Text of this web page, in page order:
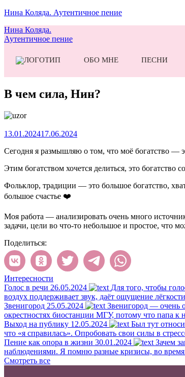
Нина Коляда. Аутентичное пение
Нина Коляда.
Аутентичное пение
ОБО МНЕ ПЕСНИ
В чем сила, Нин?
13.01.202417.06.2024
Сегодня я размышляю о том, что моё богатство —
Этим богатством хочется делиться, это богатство
Фольклор, традиции — это большое богатство,
большое счастье ❤️
Моя работа — анализировать очень много
задачи, цели во что-то небольшое и простое, что
Поделиться:
Интересности
Голос в речи 26.05.2024
Для того, чтобы
воздух поддерживает звук, даёт ощущение
Звенигород 25.05.2024
Звенигород — очень
окрестностях биостанции МГУ, потому что папа
Выход на публику 12.05.2024
Был тут
что «я справилась». Опробовать свои силы в
Пение как опора в жизни 30.01.2024
Зачем
наблюдениями. Я помню разные кризисы, во время
Смотреть все